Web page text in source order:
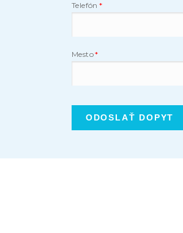
Telefón
Mesto